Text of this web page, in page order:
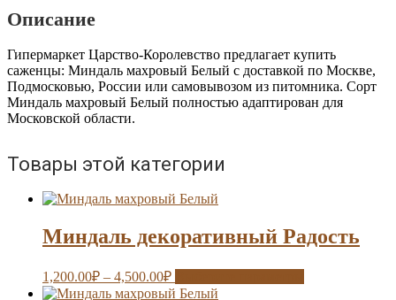
Описание
Гипермаркет Царство-Королевство предлагает купить
саженцы: Миндаль махровый Белый с доставкой по Москве,
Подмосковью, России или самовывозом из питомника. Сорт
Миндаль махровый Белый полностью адаптирован для
Московской области.
Товары этой категории
Миндаль декоративный Радость
1,200.00₽ – 4,500.00₽